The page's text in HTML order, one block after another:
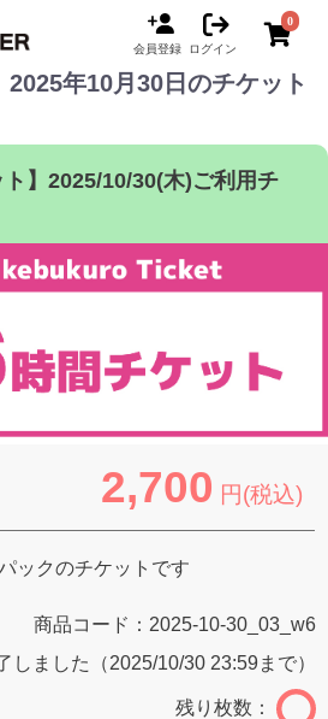
会員登録 ログイン
0
2025年10月30日のチケット
ト】2025/10/30(木)ご利用チ
2,700 円(税込)
ックのチケットです
商品コード： 2025-10-30_03_w6
しました（2025/10/30 23:59まで）
残り枚数：